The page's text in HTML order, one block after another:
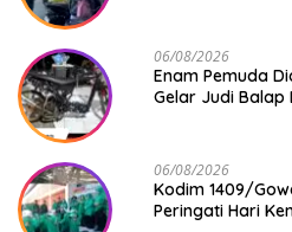
06/08/2026
Enam Pemuda
Gelar Judi Balap
06/08/2026
Kodim 1409/
Peringati Hari